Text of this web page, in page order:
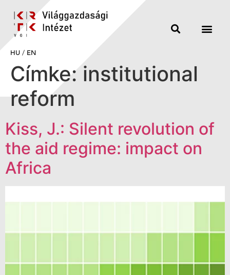
HU / EN
Címke: institutional
reform
Kiss, J.: Silent revolution of
the aid regime: impact on
Africa